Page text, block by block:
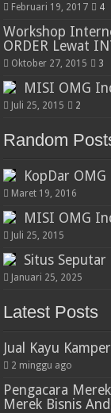
Februari 19, 2017 4
Workshop
ORDER Lewat
Oktober 27, 2015 3
MISI OMG
Juli 25, 2015 2
Random
KopDar
Maret 19, 2016
MISI OMG
Juli 25, 2015
Situs
Januari 25, 2025
Latest Posts
Jual Kayu
2 minggu ago
Pengacara
Merek Bisnis